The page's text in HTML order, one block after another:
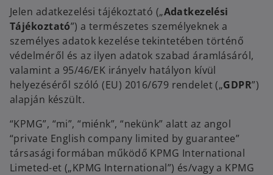
Jelen adatkezelési tájékoztató („Adatkezelési
Tájékoztató”) a természetes személyeknek a
személyes adatok kezelése tekintetében történő
védelméről és az ilyen adatok szabad áramlásáról,
valamint a 95/46/EK irányelv hatályon kívül
helyezéséről szóló (EU) 2016/679 rendelet („GDPR”)
alapján készült.
“KPMG”, “mi”, “miénk”, “nekünk” alatt az angol
“private English company limited by guarantee”
társasági formában működő KPMG International
Limeted-et („KPMG International”) és/vagy a KPMG